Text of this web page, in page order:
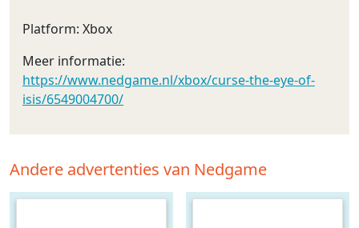
Platform: Xbox
Meer informatie:
https://www.nedgame.nl/xbox/curse-the-eye-of-
isis/6549004700/
Andere advertenties van Nedgame